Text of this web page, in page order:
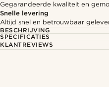
Gegarandeerde kwaliteit en
Snelle levering
Altijd snel en betrouwbaar
BESCHRIJVING
SPECIFICATIES
KLANTREVIEWS